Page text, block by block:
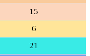
15
6
21